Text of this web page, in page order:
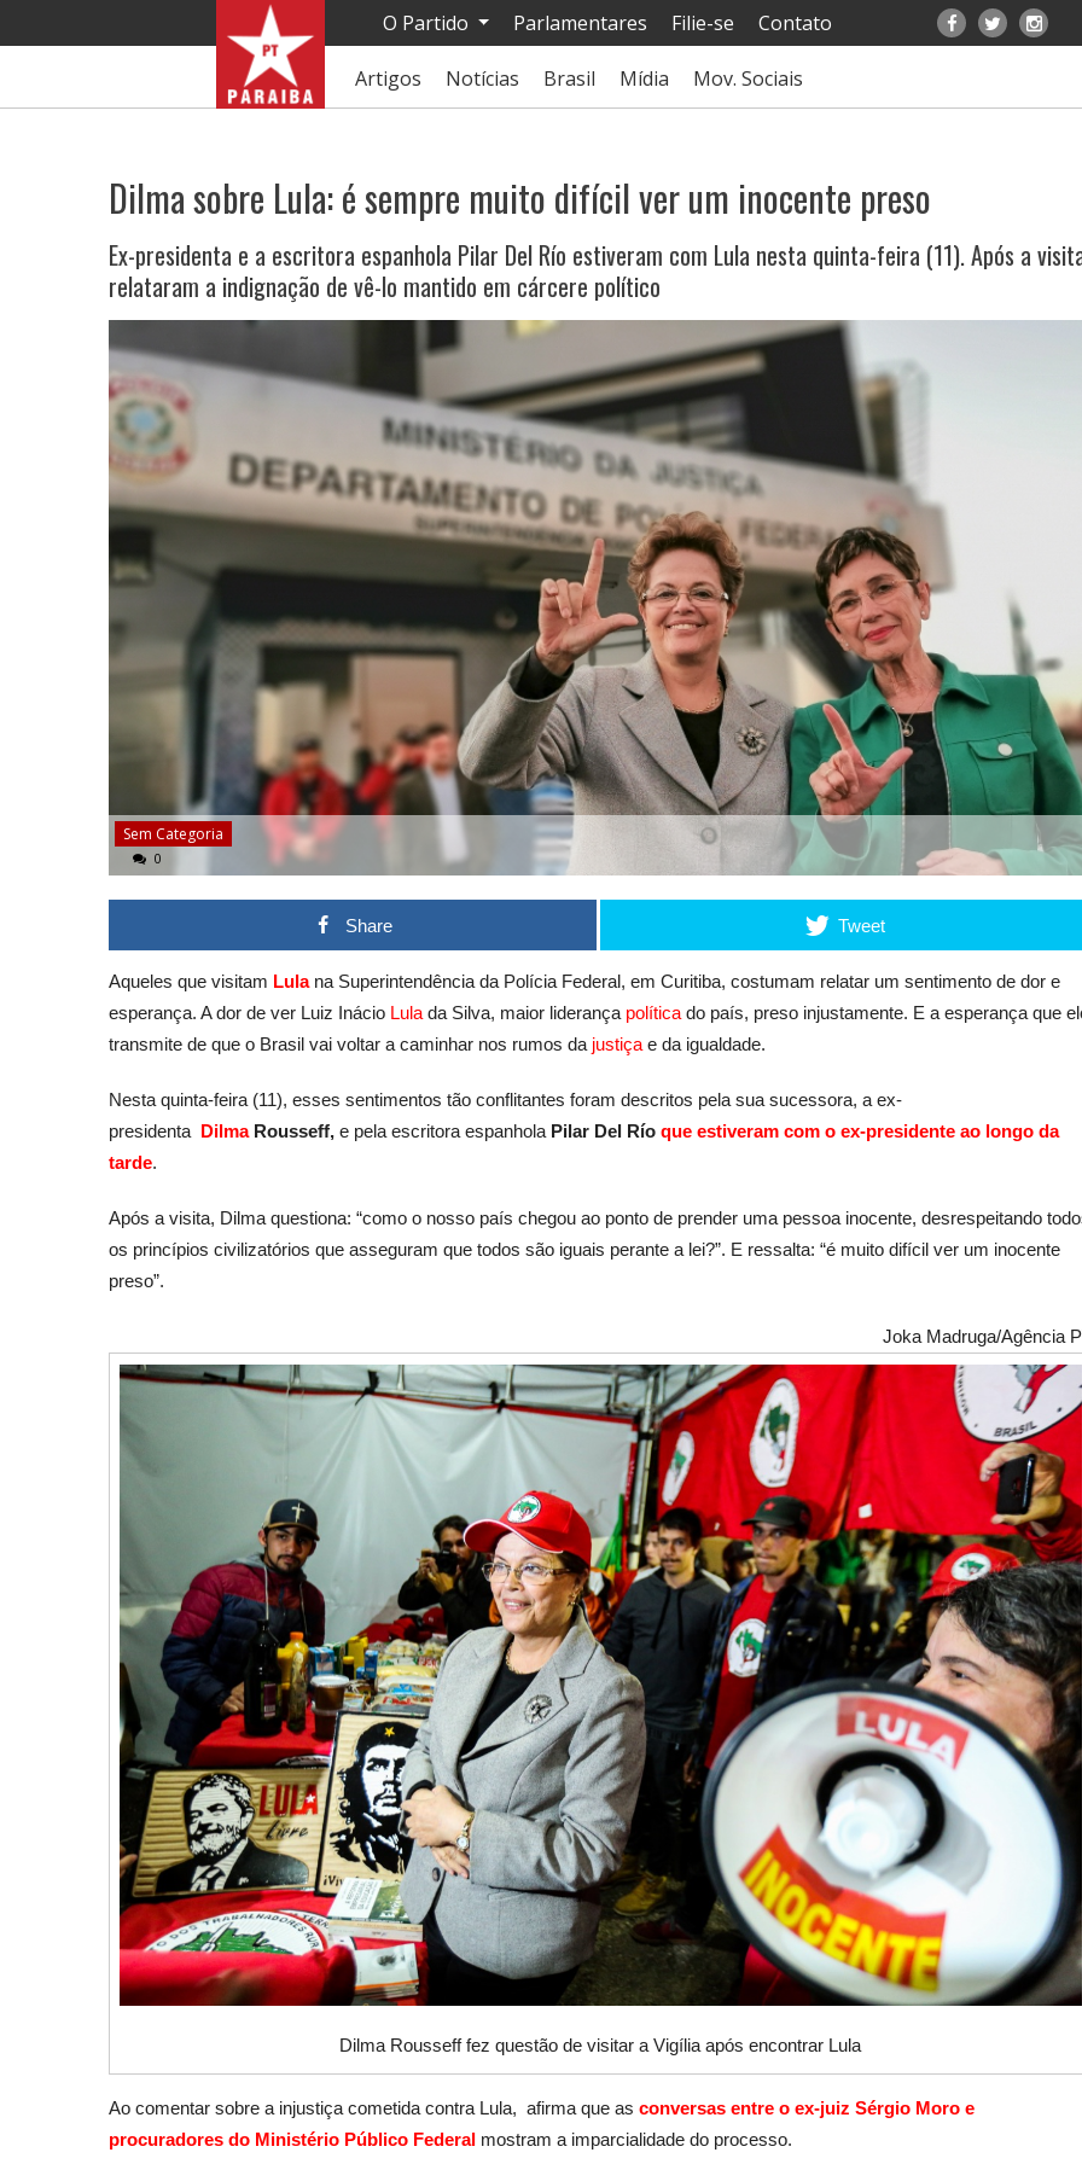
O Partido Parlamentares Filie-se Contato
Artigos Notícias Brasil Mídia Mov. Sociais
Dilma sobre Lula: é sempre muito difícil ver um inocente preso
Ex-presidenta e a escritora espanhola Pilar Del Río estiveram com Lula nesta quinta-feira (11). Após a
relataram a indignação de vê-lo mantido em cárcere político
Sem Categoria
0
Share Tweet
Aqueles que visitam Lulana Superintendência da Polícia Federal, em Curitiba, costumam relatar um sentimento de dor e
esperança. A dor de ver Luiz Inácio Lula da Silva, maior liderança política do país, preso injustamente. E a esperança que
transmite de que o Brasil vai voltar a caminhar nos rumos da justiça e da igualdade.
Nesta quinta-feira (11), esses sentimentos tão conflitantes foram descritos pela sua sucessora, a ex-
presidenta DilmaRousseff, e pela escritora espanhola Pilar Del Río que estiveram com o ex-presidente ao longo da
tarde.
Após a visita, Dilma questiona: “como o nosso país chegou ao ponto de prender uma pessoa inocente, desrespeitando
os princípios civilizatórios que asseguram que todos são iguais perante a lei?”. E ressalta: “é muito difícil ver um inocente
preso”.
Joka Madruga/Agência
Dilma Rousseff fez questão de visitar a Vigília após encontrar Lula
Ao comentar sobre a injustiça cometida contra Lula, afirma que as conversas entre o ex-juiz Sérgio Moro e
procuradores do Ministério Público Federal mostram a imparcialidade do processo.